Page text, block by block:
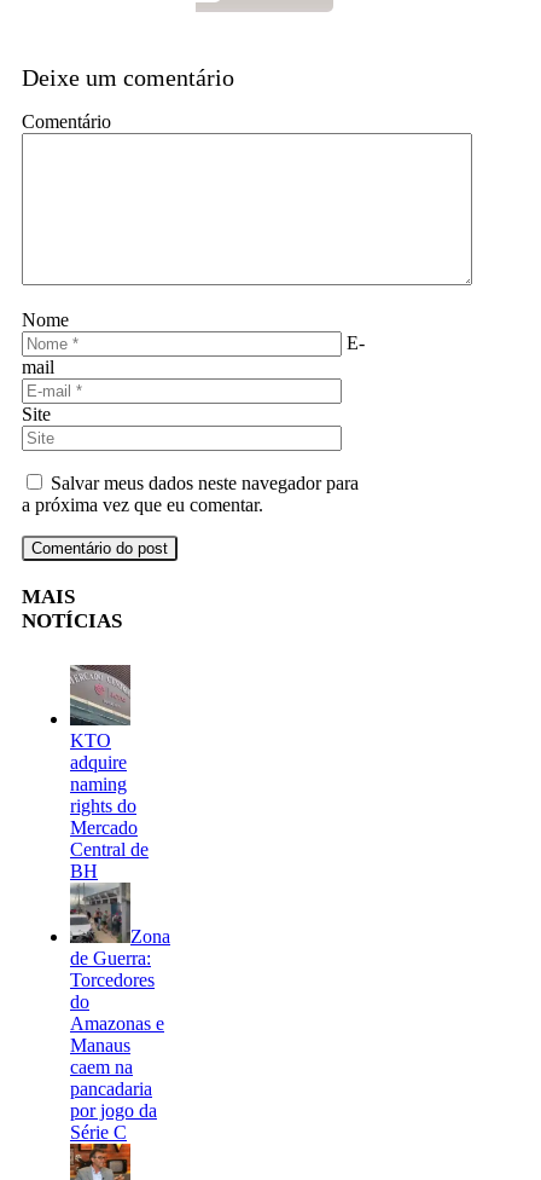
Deixe um comentário
Comentário
Nome
E-
mail
Site
Salvar meus dados neste navegador para
a próxima vez que eu comentar.
MAIS
NOTÍCIAS
KTO
adquire
naming
rights do
Mercado
Central de
BH
Zona
de Guerra:
Torcedores
do
Amazonas e
Manaus
caem na
pancadaria
por jogo da
Série C